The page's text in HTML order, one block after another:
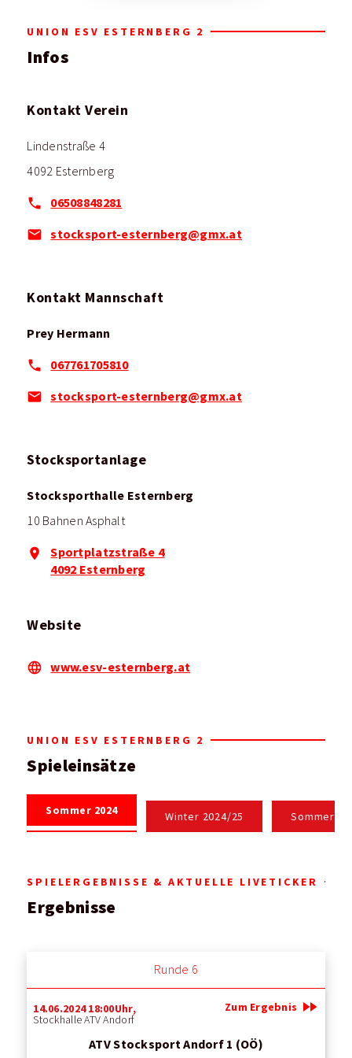
UNION ESV ESTERNBERG 2
Infos
Kontakt Verein
Lindenstraße 4
4092 Esternberg
06508848281
stocksport-esternberg@gmx.at
Kontakt Mannschaft
Prey Hermann
067761705810
stocksport-esternberg@gmx.at
Stocksportanlage
Stocksporthalle Esternberg
10 Bahnen Asphalt
Sportplatzstraße 4
4092 Esternberg
Website
www.esv-esternberg.at
UNION ESV ESTERNBERG 2
Spieleinsätze
Sommer 2024 Winter 2024/25 Sommer
SPIELERGEBNISSE & AKTUELLE LIVETICKER
Ergebnisse
Runde 6
14.06.2024 18:00Uhr,
Stockhalle ATV Andorf
ATV Stocksport Andorf 1 (OÖ)
Zum Ergebnis fast_forward